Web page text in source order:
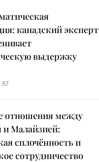
канадский эксперт
выдержку
отношения между
Малайзией:
сплочённость и
сотрудничество